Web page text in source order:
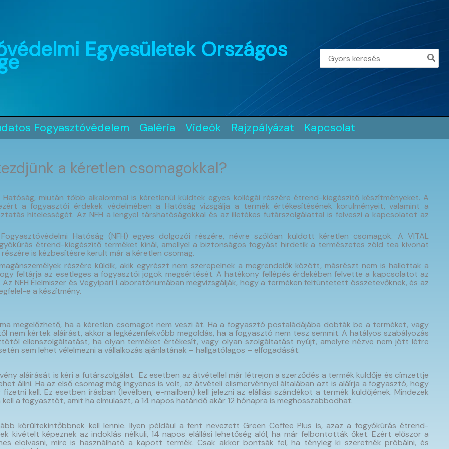
Egyesületek Országos
Search
for:
Fogyasztóvédelem Galéria Videók Rajzpályázat Kapcsolat
a kéretlen csomagokkal?
miután több alkalommal is kéretlenül küldtek egyes kollégái részére étrend-kiegészítő készítményeket. A
a fogyasztói érdekek védelmében a Hatóság vizsgálja a termék értékesítésének körülményeit, valamint a
hitelességét. Az NFH a lengyel társhatóságokkal és az illetékes futárszolgálattal is felveszi a kapcsolatot az
Hatóság (NFH) egyes dolgozói részére, névre szólóan küldött kéretlen csomagok. A VITAL
étrend-kiegészítő terméket kínál, amellyel a biztonságos fogyást hirdetik a természetes zöld tea kivonat
is kézbesítésre került már a kéretlen csomag.
részére küldik, akik egyrészt nem szerepelnek a megrendelők között, másrészt nem is hallottak a
feltárja az esetleges a fogyasztói jogok megsértését. A hatékony fellépés érdekében felvette a kapcsolatot az
NFH Élelmiszer és Vegyipari Laboratóriumában megvizsgálják, hogy a terméken feltüntetett összetevőknek, és az
e a készítmény.
megelőzhető, ha a kéretlen csomagot nem veszi át. Ha a fogyasztó postaládájába dobták be a terméket, vagy
nem kértek aláírást, akkor a legkézenfekvőbb megoldás, ha a fogyasztó nem tesz semmit. A hatályos szabályozás
ellenszolgáltatást, ha olyan terméket értékesít, vagy olyan szolgáltatást nyújt, amelyre nézve nem jött létre
sem lehet vélelmezni a vállalkozás ajánlatának – hallgatólagos – elfogadását.
aláírását is kéri a futárszolgálat. Ez esetben az átvétellel már létrejön a szerződés a termék küldője és címzettje
állni. Ha az első csomag még ingyenes is volt, az átvételi elismervénnyel általában azt is aláírja a fogyasztó, hogy
kell. Ez esetben írásban (levélben, e-mailben) kell jelezni az elállási szándékot a termék küldőjének. Mindezek
a fogyasztót, amit ha elmulaszt, a 14 napos határidő akár 12 hónapra is meghosszabbodhat.
körültekintőbbnek kell lennie. Ilyen például a fent nevezett Green Coffee Plus is, azaz a fogyókúrás étrend-
kivételt képeznek az indoklás nélküli, 14 napos elállási lehetőség alól, ha már felbontották őket. Ezért először a
elolvasni, mire is használható a kapott termék. Csak akkor bontsák fel, ha tényleg ki szeretnék próbálni, és